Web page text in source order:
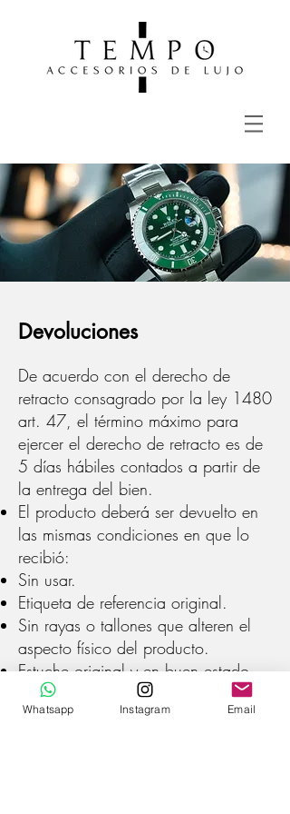
Devoluciones
De acuerdo con el derecho de
retracto consagrado por la ley 1480
art. 47, el término máximo para
ejercer el derecho de retracto es de
5 días hábiles contados a partir de
la entrega del bien.
El producto deberá ser devuelto en
las mismas condiciones en que lo
recibió:
Sin usar.
Etiqueta de referencia original.
Sin rayas o tallones que alteren el
aspecto físico del producto.
Estuche original y en buen estado.
Catalogo o instrucciones de uso.
Whatsapp Instagram Email